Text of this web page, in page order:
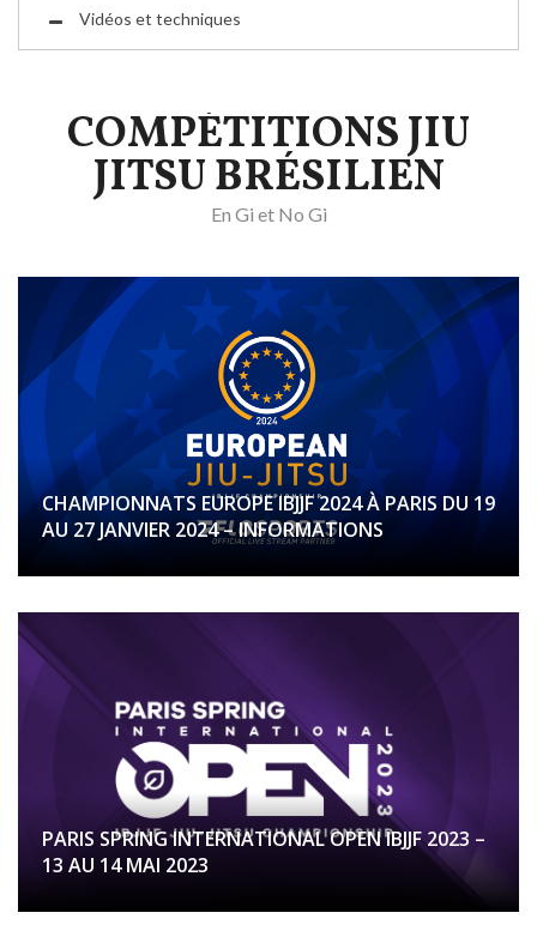
Vidéos et techniques
COMPÉTITIONS JIU
JITSU BRÉSILIEN
En Gi et No Gi
CHAMPIONNATS EUROPE IBJJF 2024 À PARIS DU 19
AU 27 JANVIER 2024 – INFORMATIONS
PARIS SPRING INTERNATIONAL OPEN IBJJF 2023 –
13 AU 14 MAI 2023